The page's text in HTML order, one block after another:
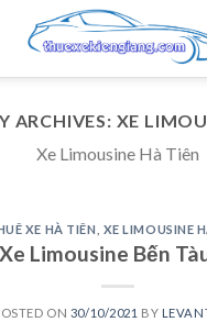
ARCHIVES: XE
Xe Limousine Hà Tiên
XE HÀ TIÊN XE LIMOUSINE
Limousine Bến
ON 30/10/2021 BY